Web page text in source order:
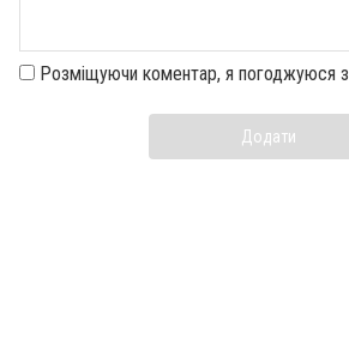
Розміщуючи коментар, я погоджуюся з
Додати